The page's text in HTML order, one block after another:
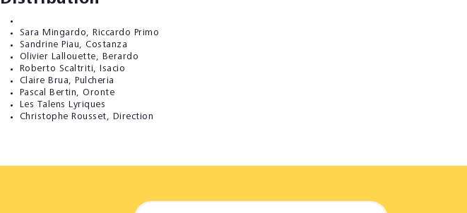
Sara Mingardo, Riccardo Primo
Sandrine Piau, Costanza
Olivier Lallouette, Berardo
Roberto Scaltriti, Isacio
Claire Brua, Pulcheria
Pascal Bertin, Oronte
Les Talens Lyriques
Christophe Rousset, Direction